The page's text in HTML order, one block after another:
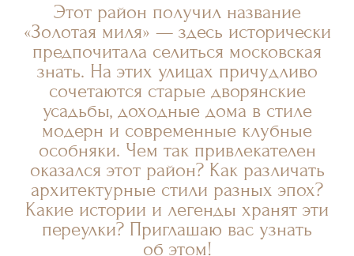
Этот район получил название
«Золотая миля» — здесь исторически
предпочитала селиться московская
знать. На этих улицах причудливо
сочетаются старые дворянские
усадьбы, доходные дома в стиле
модерн и современные клубные
особняки. Чем так привлекателен
оказался этот район? Как различать
архитектурные стили разных эпох?
Какие истории и легенды хранят эти
переулки? Приглашаю вас узнать
об этом!